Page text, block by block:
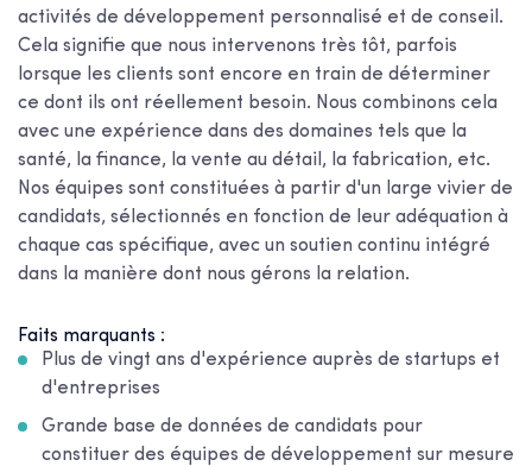
activités de développement personnalisé et de conseil.
Cela signifie que nous intervenons très tôt, parfois
lorsque les clients sont encore en train de déterminer
ce dont ils ont réellement besoin. Nous combinons cela
avec une expérience dans des domaines tels que la
santé, la finance, la vente au détail, la fabrication, etc.
Nos équipes sont constituées à partir d'un large vivier de
candidats, sélectionnés en fonction de leur adéquation à
chaque cas spécifique, avec un soutien continu intégré
dans la manière dont nous gérons la relation.
Faits marquants :
Plus de vingt ans d'expérience auprès de startups et
d'entreprises
Grande base de données de candidats pour
constituer des équipes de développement sur mesure